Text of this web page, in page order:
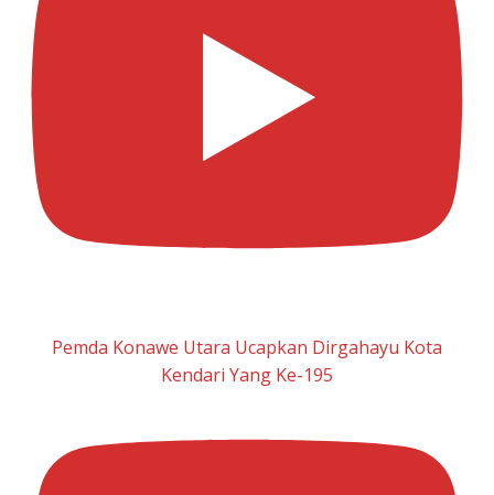
Pemda Konawe Utara Ucapkan Dirgahayu Kota
Kendari Yang Ke-195